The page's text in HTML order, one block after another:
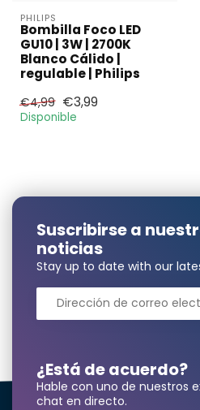
PHILIPS
Bombilla Foco LED
GU10 | 3W | 2700K
Blanco Cálido |
regulable | Philips
€4,99 €3,99
Disponible
¿Está de acuerdo?
Hable con uno de nuestros
chat en directo.
Suscribirse a
noticias
Stay up to date with our